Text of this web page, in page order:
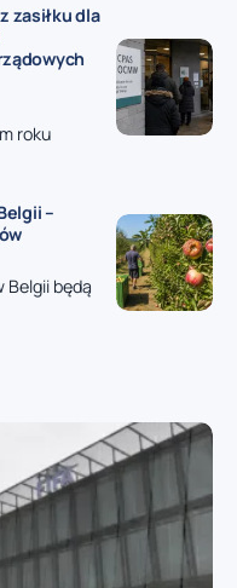
zasiłku dla
roku
–
Belgii będą